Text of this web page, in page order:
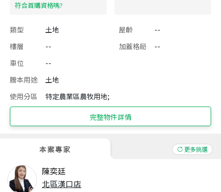
​符合首購資格嗎?
類型 土地 屋齡
--
樓層
-- 加蓋格局
--
車位
--
謄本用途
土地
使用分區
特定農業區農牧用地;
完整物件詳情
本案專家 更多挑選
陳奕廷
北區漢口店